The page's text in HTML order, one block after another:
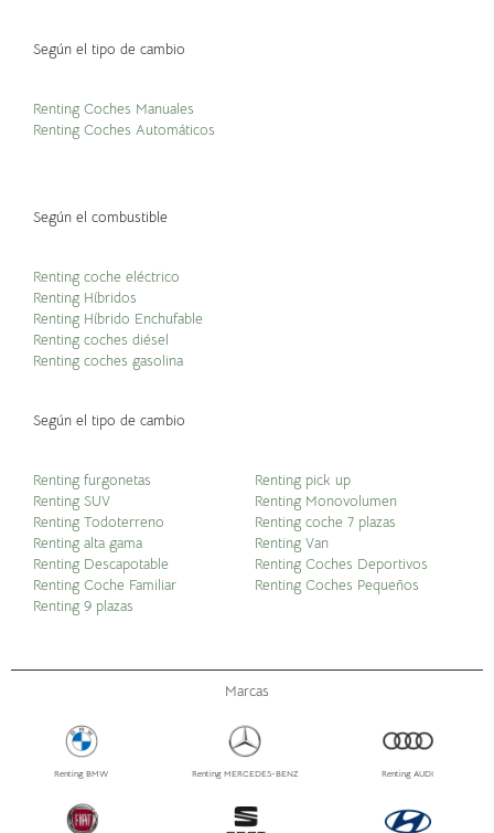
Según el tipo de cambio
Renting Coches Manuales
Renting Coches Automáticos
Según el combustible
Renting coche eléctrico
Renting Híbridos
Renting Híbrido Enchufable
Renting coches diésel
Renting coches gasolina
Según el tipo de cambio
Renting furgonetas
Renting SUV
Renting Todoterreno
Renting alta gama
Renting Descapotable
Renting Coche Familiar
Renting 9 plazas
Renting pick up
Renting Monovolumen
Renting coche 7 plazas
Renting Van
Renting Coches Deportivos
Renting Coches Pequeños
Marcas
Renting BMW Renting MERCEDES-BENZ Renting AUDI